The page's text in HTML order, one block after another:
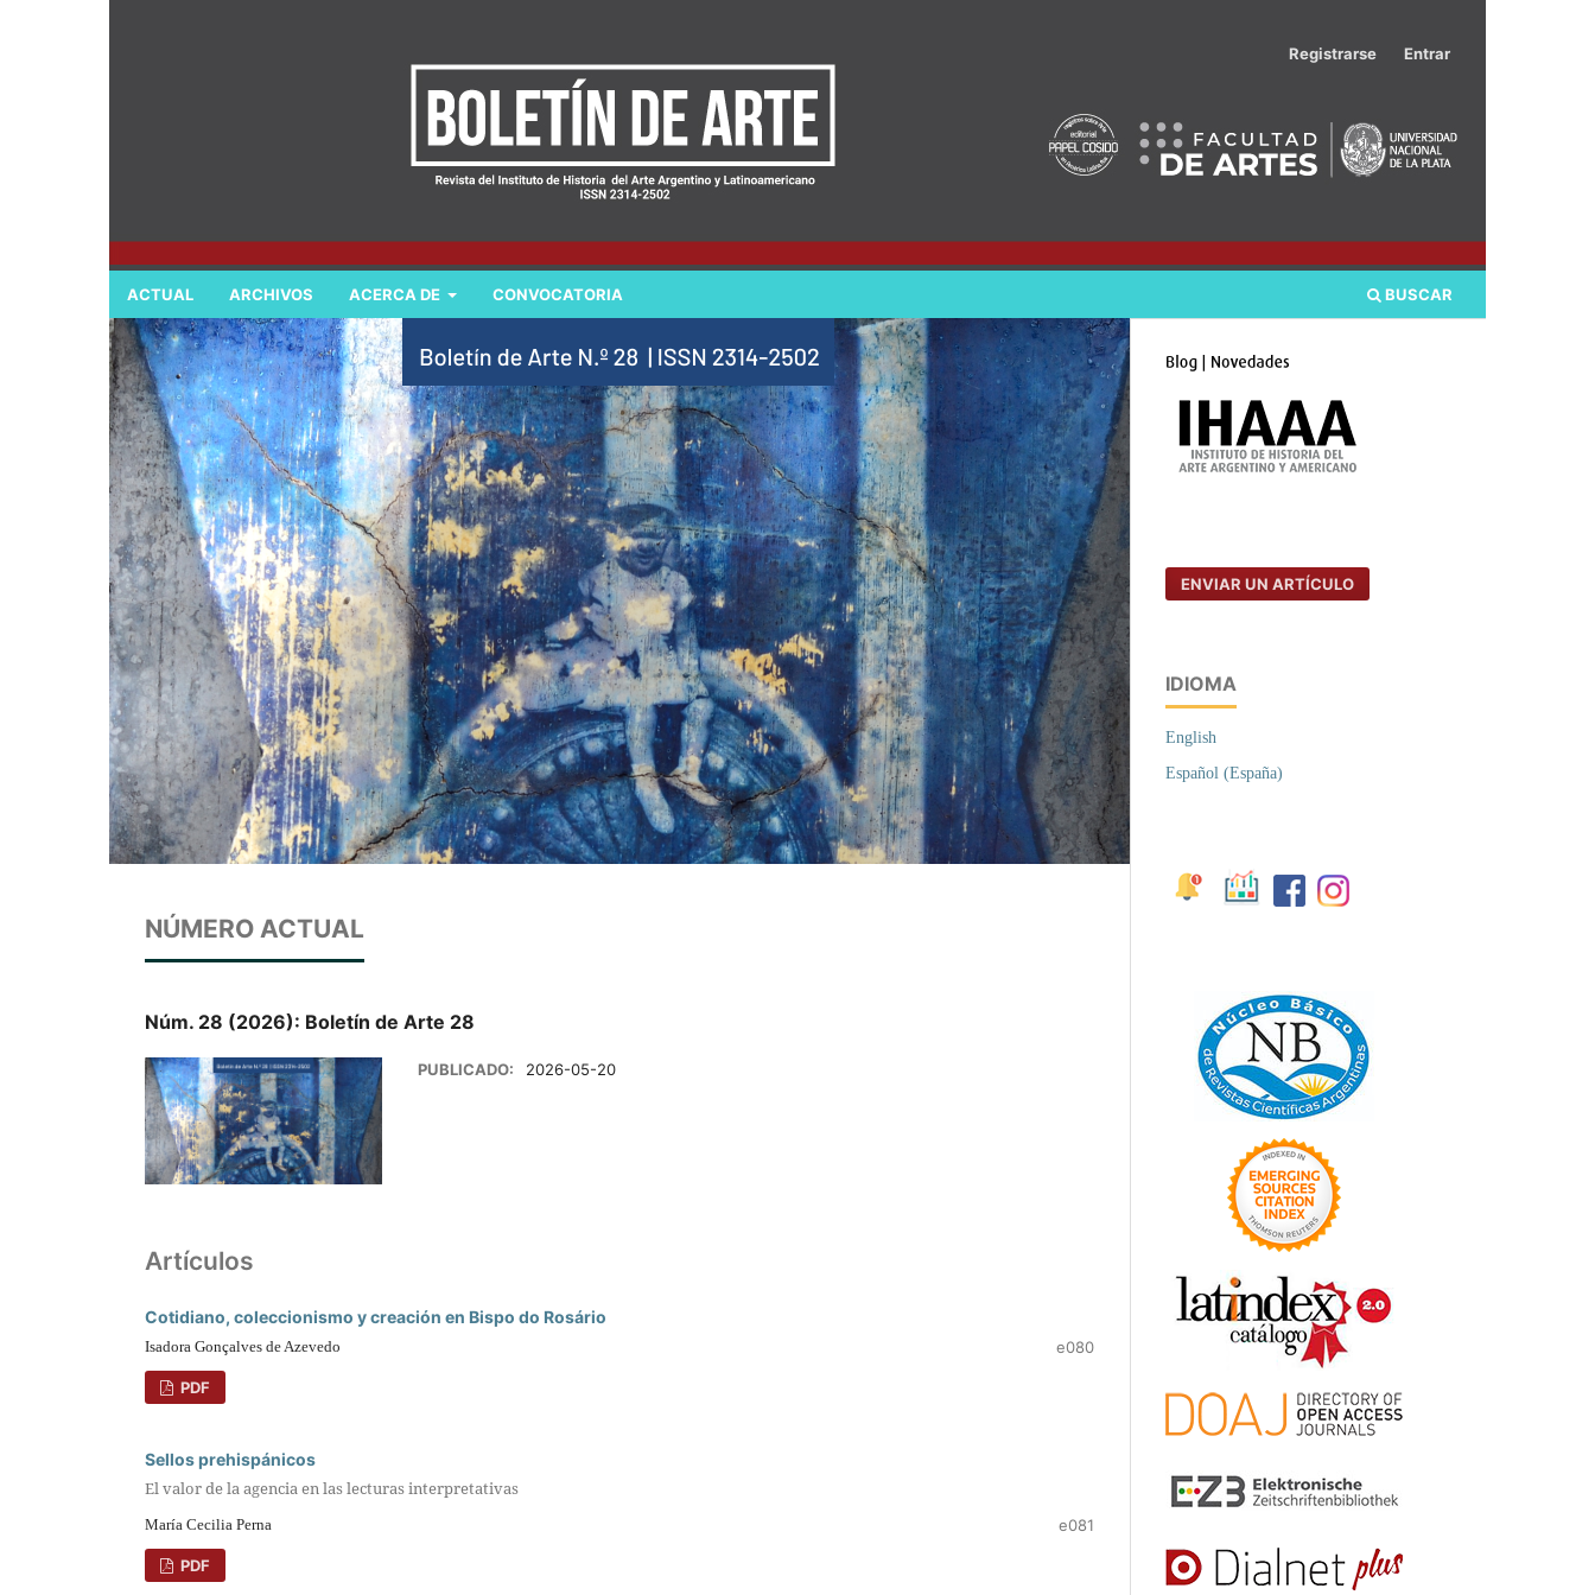
ACTUAL ARCHIVOS ACERCA DE CONVOCATORIA BUSCAR
Registrarse Entrar
NÚMERO ACTUAL
Núm. 28 (2026): Boletín de Arte 28
PUBLICADO: 2026-05-20
Artículos
Cotidiano, coleccionismo y creación en Bispo do Rosário
Isadora Gonçalves de Azevedo e080
PDF
Sellos prehispánicos
El valor de la agencia en las lecturas interpretativas
María Cecilia Perna e081
PDF
ENVIAR UN ARTÍCULO
IDIOMA
English
Español (España)